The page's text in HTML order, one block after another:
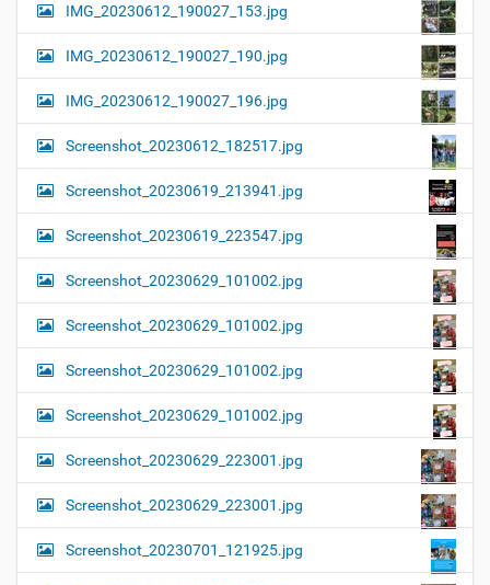
IMG_20230612_190027_153.jpg
IMG_20230612_190027_190.jpg
IMG_20230612_190027_196.jpg
Screenshot_20230612_182517.jpg
Screenshot_20230619_213941.jpg
Screenshot_20230619_223547.jpg
Screenshot_20230629_101002.jpg
Screenshot_20230629_101002.jpg
Screenshot_20230629_101002.jpg
Screenshot_20230629_101002.jpg
Screenshot_20230629_223001.jpg
Screenshot_20230629_223001.jpg
Screenshot_20230701_121925.jpg